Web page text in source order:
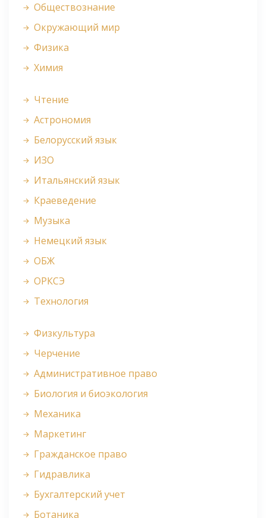
Обществознание
Окружающий мир
Физика
Химия
Чтение
Астрономия
Белорусский язык
ИЗО
Итальянский язык
Краеведение
Музыка
Немецкий язык
ОБЖ
ОРКСЭ
Технология
Физкультура
Черчение
Административное право
Биология и биоэкология
Механика
Маркетинг
Гражданское право
Гидравлика
Бухгалтерский учет
Ботаника